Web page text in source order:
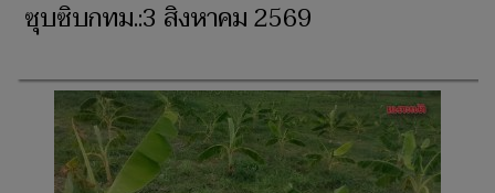
ซุบซิบกทม.:3 สิงหาคม 2569